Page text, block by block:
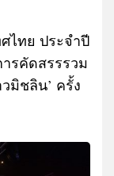
ไทย ประจำปี
รคัดสรรรวม
มิชลิน’ ครั้ง